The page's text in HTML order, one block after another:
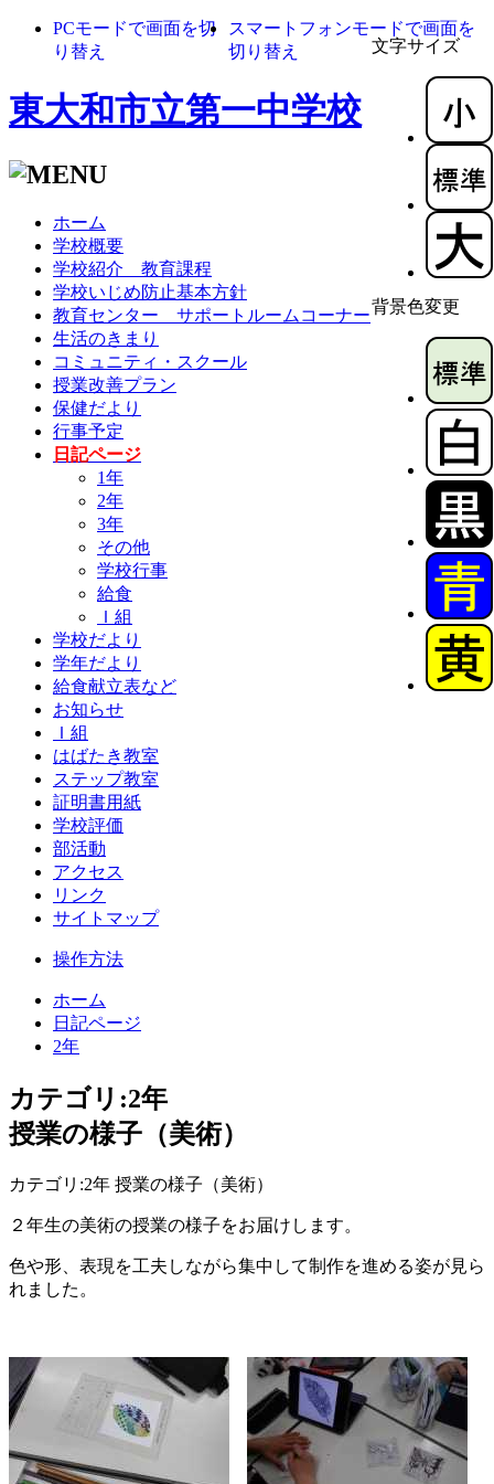
文字サイズ
背景色変更
PCモードで画面を切
り替え
スマートフォンモードで画面を
切り替え
東大和市立第一中学校
ホーム
学校概要
学校紹介 教育課程
学校いじめ防止基本方針
教育センター サポートルームコーナー
生活のきまり
コミュニティ・スクール
授業改善プラン
保健だより
行事予定
日記ページ
1年
2年
3年
その他
学校行事
給食
Ｉ組
学校だより
学年だより
給食献立表など
お知らせ
Ｉ組
はばたき教室
ステップ教室
証明書用紙
学校評価
部活動
アクセス
リンク
サイトマップ
操作方法
ホーム
日記ページ
2年
カテゴリ:2年
授業の様子（美術）
カテゴリ:2年 授業の様子（美術）
２年生の美術の授業の様子をお届けします。
色や形、表現を工夫しながら集中して制作を進める姿が見ら
れました。